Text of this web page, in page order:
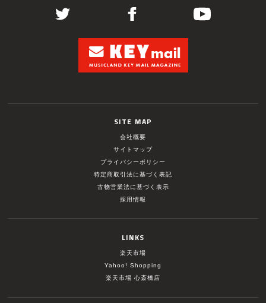
SITE MAP
会社概要
サイトマップ
プライバシーポリシー
特定商取引法に基づく表記
古物営業法に基づく表示
採用情報
LINKS
楽天市場
Yahoo! Shopping
楽天市場 心斎橋店